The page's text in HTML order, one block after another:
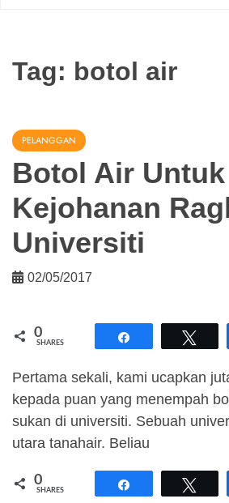
Tag: botol air
PELANGGAN
Botol Air Untuk
Kejohanan
Universiti
02/05/2017
0
SHARES
Pertama sekali, kami ucapkan
kepada puan yang menempah
sukan di universiti. Sebuah
utara tanahair. Beliau
0
SHARES